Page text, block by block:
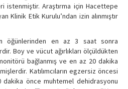
istenmiştir. Araştırma için Hacettepe
Klinik Etik Kurulu’ndan izin alınmıştır
öğünlerinden en az 3 saat sonra
Boy ve vücut ağırlıkları ölçüldükten
bağlanmış ve en az 20 dakika
Katılımcıların egzersiz öncesi
dakika önce muhtemel dehidrasyonu